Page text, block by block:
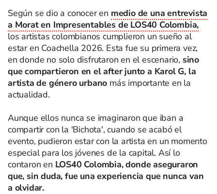
Según se dio a conocer en medio de una entrevista
a Morat en Impresentables de LOS40 Colombia,
los artistas colombianos cumplieron un sueño al
estar en Coachella 2026. Esta fue su primera vez,
en donde no solo disfrutaron en el escenario, sino
que compartieron en el after junto a Karol G, la
artista de género urbano más importante en la
actualidad.
Aunque ellos nunca se imaginaron que iban a
compartir con la 'Bichota', cuando se acabó el
evento, pudieron estar con la artista en un momento
especial para los jóvenes de la capital. Así lo
contaron en LOS40 Colombia, donde aseguraron
que, sin duda, fue una experiencia que nunca van
a olvidar.